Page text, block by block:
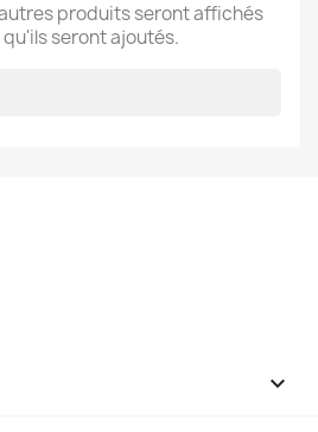
produits seront affichés
seront ajoutés.
